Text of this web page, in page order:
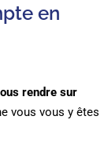
en
rendre sur
vous vous y êtes